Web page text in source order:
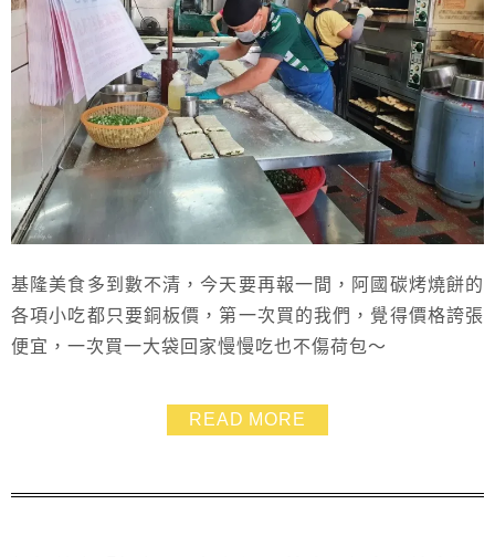
基隆美食多到數不清，今天要再報一間，阿國碳烤燒餅的
各項小吃都只要銅板價，第一次買的我們，覺得價格誇張
便宜，一次買一大袋回家慢慢吃也不傷荷包～
READ MORE